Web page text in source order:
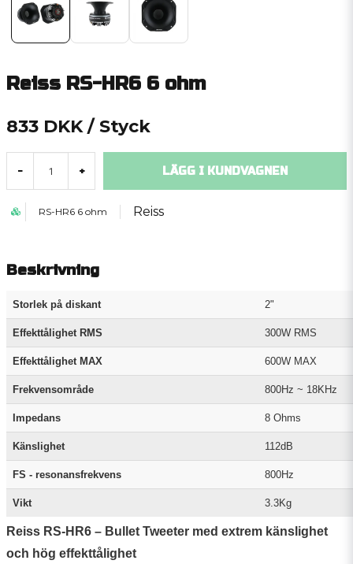
Reiss RS-HR6 6 ohm
833 DKK / Styck
- + LÄGG I KUNDVAGNEN
RS-HR6 6 ohm Reiss
Beskrivning
Storlek på diskant 2"
Effekttålighet RMS 300W RMS
Effekttålighet MAX 600W MAX
Frekvensområde 800Hz ~ 18KHz
Impedans 8 Ohms
Känslighet 112dB
FS - resonansfrekvens 800Hz
Vikt 3.3Kg
Reiss RS-HR6 – Bullet Tweeter med extrem känslighet
och hög effekttålighet